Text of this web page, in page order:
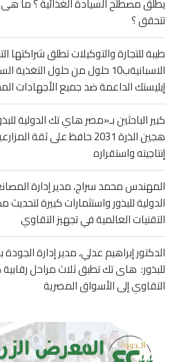
تتحقق ؟
طيبة للتجارة والتوكيلات تطلق شراكتها
الاسبانيةب10 حلول من حلول
إيليستك الداعمة ضد جميع الأجهادات
كبير الباحثين بـ«مصر هاي تك الدولية
إنتاجيته واستقراره
المهندس محمد سراج، مدير إدارة
الدولية للبذور واستثمارات كبيرة
التقنيات العالمية في تجهيز التقاوي
الدكتور إبراهيم عدلي، مدير إدارة
للبذور: هاى تك تطبق ثلاث مراحل
التقاوي إلى الأسواق المصرية